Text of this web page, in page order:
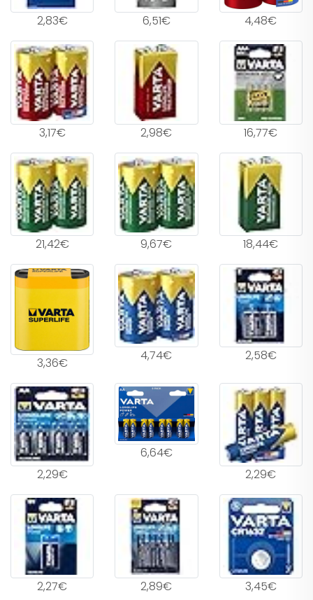
2,83€ 6,51€ 4,48€
3,17€ 2,98€ 16,77€
21,42€ 9,67€ 18,44€
3,36€ 4,74€ 2,58€
2,29€
6,64€
2,29€
2,27€ 2,89€ 3,45€